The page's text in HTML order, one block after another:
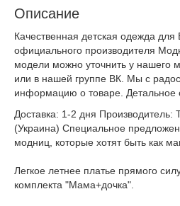
Описание
Качественная детская одежда
официального производителя
модели можно уточнить у нашего
или в нашей группе ВК. Мы с
информацию о товаре. Детальное
Доставка: 1-2 дня
(Украина) Специальное
модниц, которые хотят быть как
Легкое летнее платье прямого
комплекта "Мама+дочка".